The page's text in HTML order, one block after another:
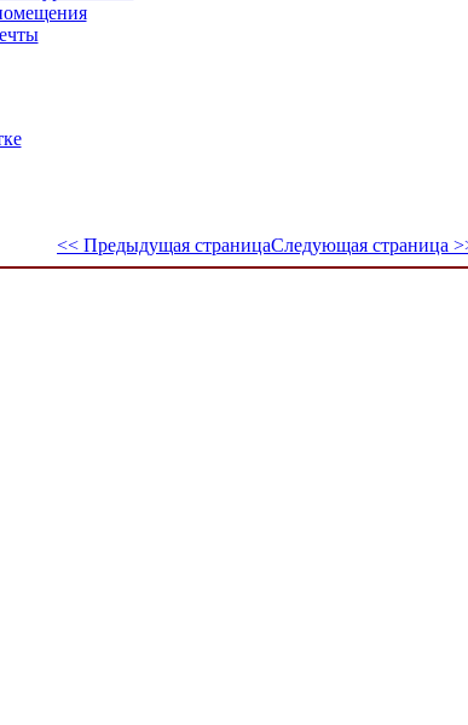
<< Предыдущая страницаСледующая страница